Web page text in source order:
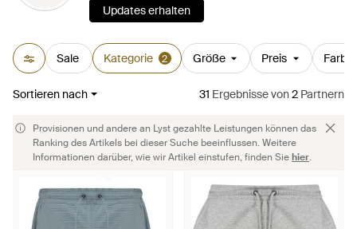
Updates erhalten
Sale Kategorie 2 Größe Preis Farbe
Sortieren nach 31 Ergebnissevon2 Partnern
Provisionen und andere an Lyst gezahlte Leistungen können das
Ranking des Artikels bei dieser Suche beeinflussen. Weitere
Informationen darüber, wie wir Artikel einstufen, finden Siehier.